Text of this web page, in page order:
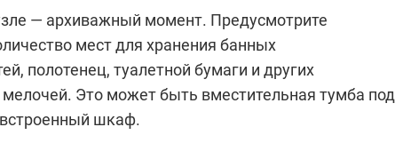
— архиважный момент. Предусмотрите
мест для хранения банных
полотенец, туалетной бумаги и других
Это может быть вместительная тумба под
шкаф.